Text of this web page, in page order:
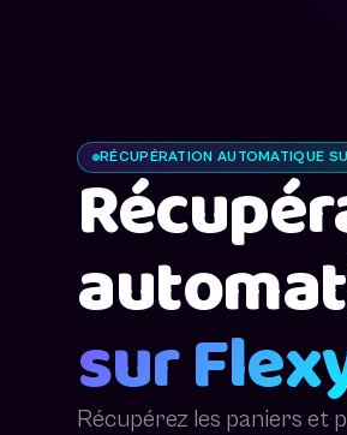
RÉCUPÉRATION AUTOMATIQUE
sur
Récupérez les paniers et